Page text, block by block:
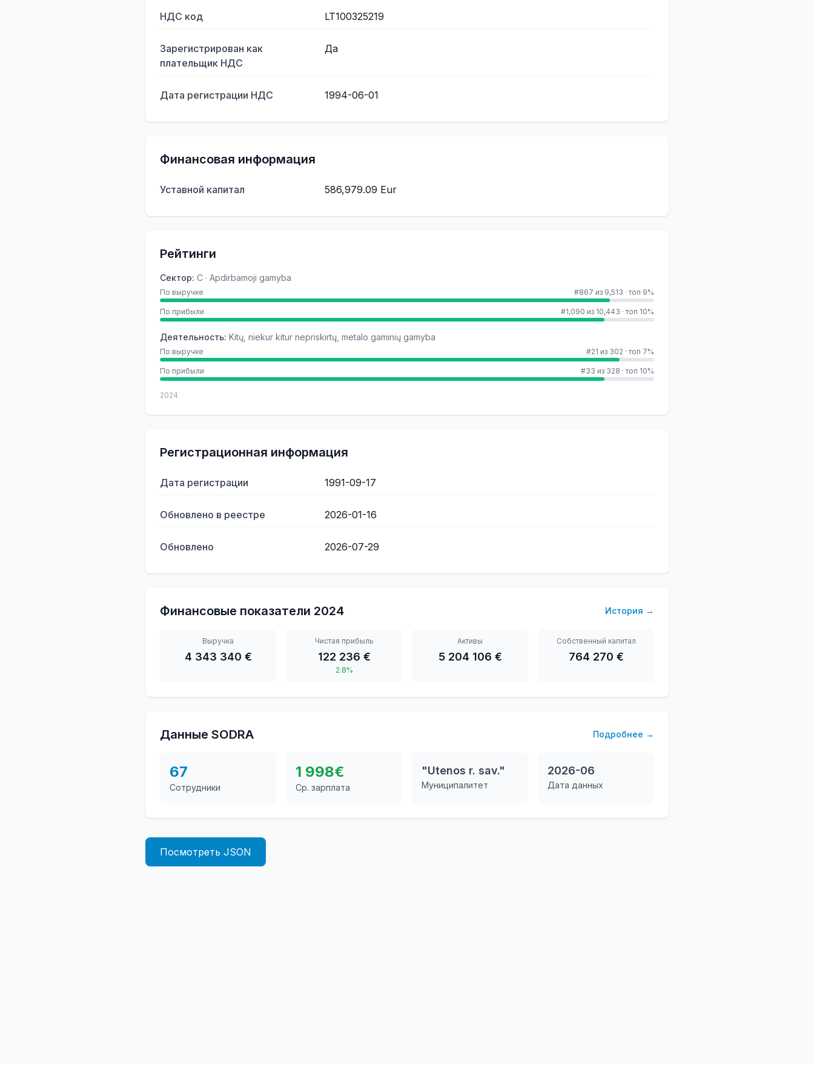
НДС код LT100325219
Зарегистрирован как
плательщик НДС
Да
Дата регистрации НДС 1994-06-01
Финансовая информация
Уставной капитал 586,979.09 Eur
Рейтинги
Сектор: C · Apdirbamoji gamyba
По выручке #867 из 9,513 ·топ 9%
По прибыли #1,090 из 10,443 ·топ 10%
Деятельность: Kitų, niekur kitur nepriskirtų, metalo gaminių gamyba
По выручке #21 из 302 ·топ 7%
По прибыли #33 из 328 ·топ 10%
2024
Регистрационная информация
Дата регистрации 1991-09-17
Обновлено в реестре 2026-01-16
Обновлено 2026-07-29
Финансовые показатели 2024 История →
Выручка
4 343 340 €
Чистая прибыль
122 236 €
2.8%
Активы
5 204 106 €
Собственный капитал
764 270 €
Данные SODRA Подробнее →
67
Сотрудники
1 998€
Ср. зарплата
"Utenos r. sav."
Муниципалитет
2026-06
Дата данных
Посмотреть JSON